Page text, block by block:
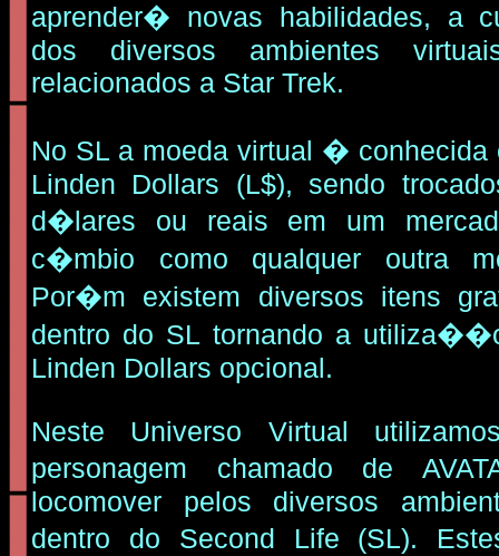
aprender� novas habilidades, a
dos diversos ambientes
relacionados a Star Trek.
No SL a moeda virtual � conhecida
Linden Dollars (L$), sendo
d�lares ou reais em um
c�mbio como qualquer outra
Por�m existem diversos itens
dentro do SL tornando a
Linden Dollars opcional.
Neste Universo Virtual
personagem chamado de
locomover pelos diversos
dentro do Second Life (SL).